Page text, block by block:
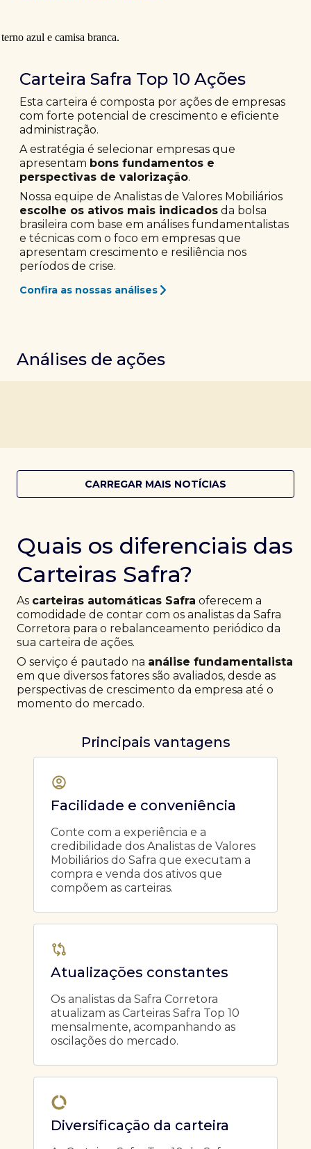
Carteira Safra Top 10 Ações
Esta carteira é composta por ações de empresas
com forte potencial de crescimento e eficiente
administração.
A estratégia é selecionar empresas que
apresentam bons fundamentos e
perspectivas de valorização.
Nossa equipe de Analistas de Valores Mobiliários
escolhe os ativos mais indicados da bolsa
brasileira com base em análises fundamentalistas
e técnicas com o foco em empresas que
apresentam crescimento e resiliência nos
períodos de crise.
Confira as nossas análises
Análises de ações
CARREGAR MAIS NOTÍCIAS
Quais os diferenciais das
Carteiras Safra?
As carteiras automáticas Safra oferecem a
comodidade de contar com os analistas da Safra
Corretora para o rebalanceamento periódico da
sua carteira de ações.
O serviço é pautado na análise fundamentalista
em que diversos fatores são avaliados, desde as
perspectivas de crescimento da empresa até o
momento do mercado.
Principais vantagens
Facilidade e conveniência
Conte com a experiência e a
credibilidade dos Analistas de Valores
Mobiliários do Safra que executam a
compra e venda dos ativos que
compõem as carteiras.
Atualizações constantes
Os analistas da Safra Corretora
atualizam as Carteiras Safra Top 10
mensalmente, acompanhando as
oscilações do mercado.
Diversificação da carteira